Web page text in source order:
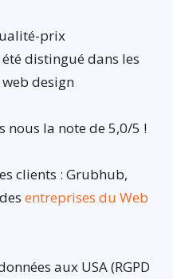
prix
distingué dans les
design
nous la note de 5,0/5 !
clients : Grubhub,
entreprises du Web
aux USA (RGPD